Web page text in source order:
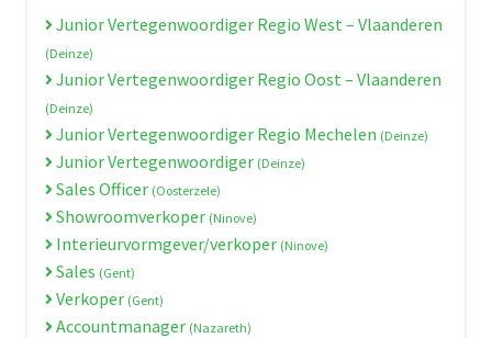
Junior Vertegenwoordiger Regio West – Vlaanderen
(Deinze)
Junior Vertegenwoordiger Regio Oost – Vlaanderen
(Deinze)
Junior Vertegenwoordiger Regio Mechelen (Deinze)
Junior Vertegenwoordiger (Deinze)
Sales Officer (Oosterzele)
Showroomverkoper (Ninove)
Interieurvormgever/verkoper (Ninove)
Sales (Gent)
Verkoper (Gent)
Accountmanager (Nazareth)